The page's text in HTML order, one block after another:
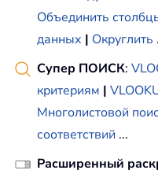
Объединить
данных | Округлить
Супер ПОИСК:
критериям |
Многолистовой
соответствий ...
Расширенный